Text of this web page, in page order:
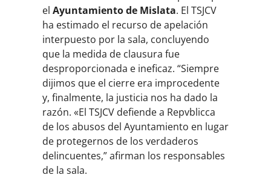
el Ayuntamientode Mislata. El TSJCV
ha estimado el recurso de apelación
interpuesto por la sala, concluyendo
que la medida de clausura fue
desproporcionada e ineficaz. “Siempre
dijimos que el cierre era improcedente
y, finalmente, la justicia nos ha dado la
razón. «El TSJCV defiende a Repvblicca
de los abusos del Ayuntamiento en lugar
de protegernos de los verdaderos
delincuentes,” afirman los responsables
de la sala.